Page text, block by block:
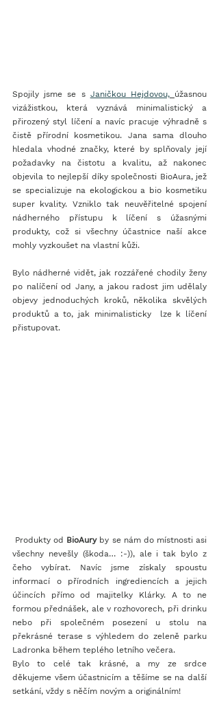
Spojily jsme se s Janičkou Hejdovou, úžasnou
vizážistkou, která vyznává minimalistický a
přirozený styl líčení a navíc pracuje výhradně s
čistě přírodní kosmetikou. Jana sama dlouho
hledala vhodné značky, které by splňovaly její
požadavky na čistotu a kvalitu, až nakonec
objevila to nejlepší díky společnosti BioAura, jež
se specializuje na ekologickou a bio kosmetiku
super kvality. Vzniklo tak neuvěřitelné spojení
nádherného přístupu k líčení s úžasnými
produkty, což si všechny účastnice naší akce
mohly vyzkoušet na vlastní kůži.
Bylo nádherné vidět, jak rozzářené chodily ženy
po nalíčení od Jany, a jakou radost jim udělaly
objevy jednoduchých kroků, několika skvělých
produktů a to, jak minimalisticky  lze k líčení
přistupovat.
Produkty od BioAury by se nám do místnosti asi
všechny nevešly (škoda… :-)), ale i tak bylo z
čeho vybírat. Navíc jsme získaly spoustu
informací o přírodních ingrediencích a jejich
účincích přímo od majitelky Klárky. A to ne
formou přednášek, ale v rozhovorech, při drinku
nebo při společném posezení u stolu na
překrásné terase s výhledem do zeleně parku
Ladronka během teplého letního večera.
Bylo to celé tak krásné, a my ze srdce
děkujeme všem účastnicím a těšíme se na další
setkání, vždy s něčím novým a originálním!